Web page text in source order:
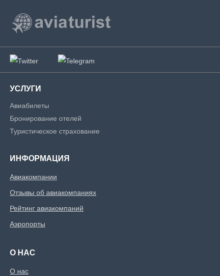
УСЛУГИ
Авиабилеты
Бронирование отелей
Туристическое страхование
ИНФОРМАЦИЯ
Авиакомпании
Отзывы об авиакомпаниях
Рейтинг авиакомпаний
Аэропорты
О НАС
О нас